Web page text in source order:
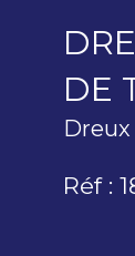
DE
Dreux
Réf :